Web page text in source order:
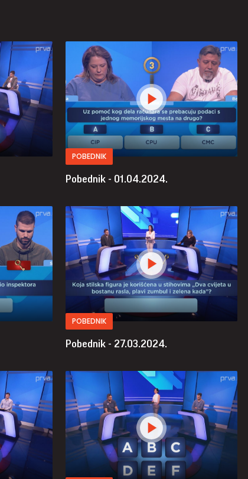
POBEDNIK
Pobednik - 01.04.2024.
POBEDNIK
Pobednik - 27.03.2024.